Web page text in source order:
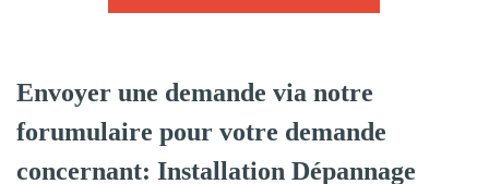
Envoyer une demande via notre
forumulaire pour votre demande
concernant: Installation Dépannage